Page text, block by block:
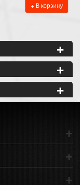
+ В корзину
+
+
+
+
+
+